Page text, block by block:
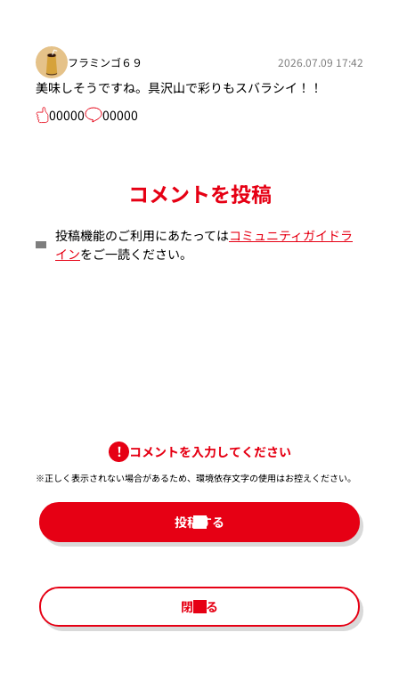
フラミンゴ６９ 2026.07.09 17:42
美味しそうですね。具沢山で彩りもスバラシイ！！
00000
00000
コメントを投稿
投稿機能のご利用にあたってはコミュニティガイドラ
インをご一読ください。
コメントを入力してください
※正しく表示されない場合があるため、環境依存文字の使用はお控えください。​
投稿する
閉じる